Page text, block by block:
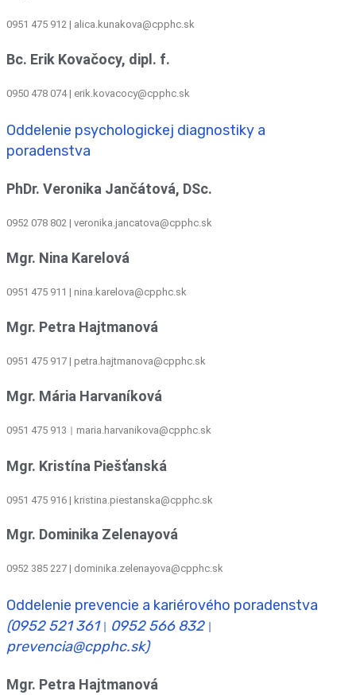
0951 475 912 | alica.kunakova@cpphc.sk
Bc. Erik Kovačocy, dipl. f.
0950 478 074 | erik.kovacocy@cpphc.sk
Oddelenie psychologickej diagnostiky a
poradenstva
PhDr. Veronika Jančátová, DSc.
0952 078 802 | veronika.jancatova@cpphc.sk
Mgr. Nina Karelová
0951 475 911 | nina.karelova@cpphc.sk
Mgr. Petra Hajtmanová
0951 475 917 | petra.hajtmanova@cpphc.sk
Mgr. Mária Harvaníková
0951 475 913 maria.harvanikova@cpphc.sk
Mgr. Kristína Piešťanská
0951 475 916 | kristina.piestanska@cpphc.sk
Mgr. Dominika Zelenayová
0952 385 227 | dominika.zelenayova@cpphc.sk
Oddelenie prevencie a kariérového poradenstva
(0952 521 361
0952 566 832
prevencia@cpphc.sk)
Mgr. Petra Hajtmanová